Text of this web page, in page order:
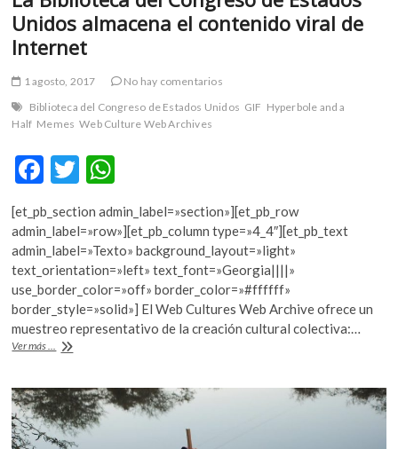
Unidos almacena el contenido viral de
Internet
1 agosto, 2017
No hay comentarios
Biblioteca del Congreso de Estados Unidos GIF Hyperbole and a
Half Memes Web Culture Web Archives
F
e
b
o
o
k
T
w
itt
er
h
at
s
A
p
p
[et_pb_section admin_label=»section»][et_pb_row
admin_label=»row»][et_pb_column type=»4_4″][et_pb_text
admin_label=»Texto» background_layout=»light»
text_orientation=»left» text_font=»Georgia||||»
use_border_color=»off» border_color=»#ffffff»
border_style=»solid»] El Web Cultures Web Archive ofrece un
muestreo representativo de la creación cultural colectiva:…
Ver más ... La
Congreso
de
Estados
Unidos